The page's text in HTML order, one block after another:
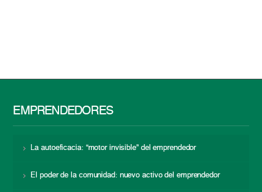
EMPRENDEDORES
La autoeficacia: “motor invisible” del emprendedor
El poder de la comunidad: nuevo activo del emprendedor